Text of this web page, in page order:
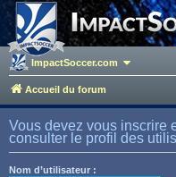
ImpactSoccer.com
Accueil du forum
Vous devez vous inscrire
consulter le profil des
Nom d’utilisateur :